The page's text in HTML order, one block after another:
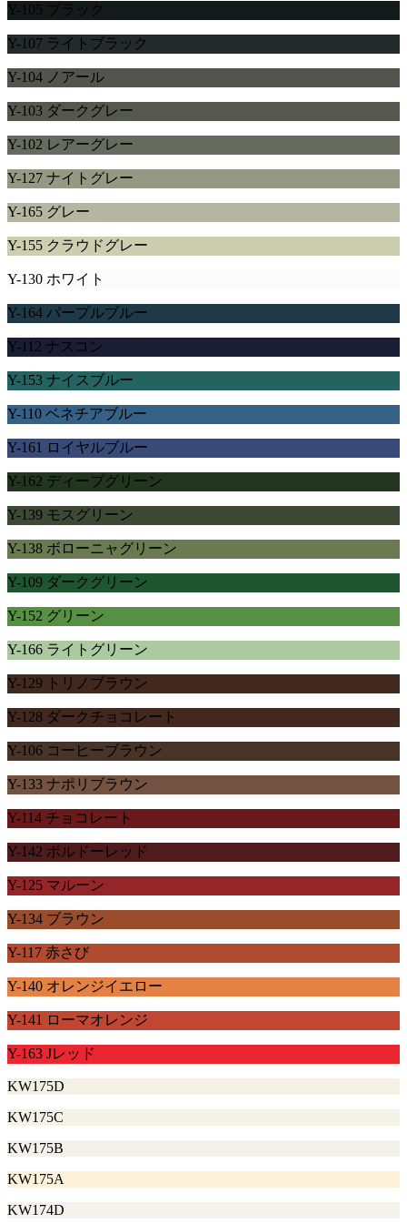
Y-105 ブラック
Y-107 ライトブラック
Y-104 ノアール
Y-103 ダークグレー
Y-102 レアーグレー
Y-127 ナイトグレー
Y-165 グレー
Y-155 クラウドグレー
Y-130 ホワイト
Y-164 パープルブルー
Y-112 ナスコン
Y-153 ナイスブルー
Y-110 ベネチアブルー
Y-161 ロイヤルブルー
Y-162 ディープグリーン
Y-139 モスグリーン
Y-138 ボローニャグリーン
Y-109 ダークグリーン
Y-152 グリーン
Y-166 ライトグリーン
Y-129 トリノブラウン
Y-128 ダークチョコレート
Y-106 コーヒーブラウン
Y-133 ナポリブラウン
Y-114 チョコレート
Y-142 ボルドーレッド
Y-125 マルーン
Y-134 ブラウン
Y-117 赤さび
Y-140 オレンジイエロー
Y-141 ローマオレンジ
Y-163 Jレッド
KW175D
KW175C
KW175B
KW175A
KW174D